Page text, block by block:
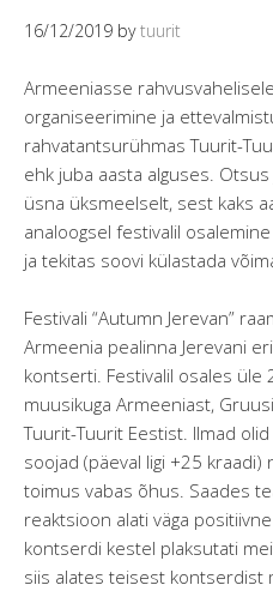
16/12/2019 bytuurit
Armeeniasse
organiseerimine ja
rahvatantsurühmas Tuurit-
ehk juba aasta alguses.
üsna üksmeelselt, sest kaks
analoogsel festivalil
ja tekitas soovi külastada
Festivali “Autumn Jerevan”
Armeenia pealinna Jerevani
kontserti. Festivalil osales üle
muusikuga Armeeniast,
Tuurit-Tuurit Eestist. Ilmad olid
soojad (päeval ligi +25
toimus vabas õhus. Saades
reaktsioon alati väga
kontserdi kestel plaksutati
siis alates teisest kontserdist